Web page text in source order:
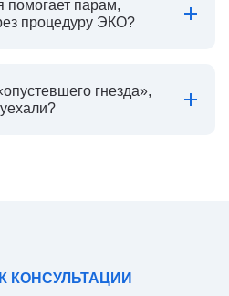
помогает парам,
процедуру ЭКО?
гнезда»,
КОНСУЛЬТАЦИИ